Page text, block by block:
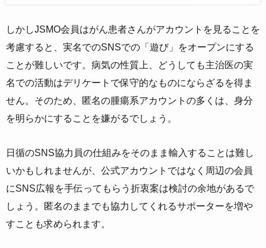
しかしJSMO会員はがん患者さんがアカウントを見ることを
考慮すると、実名でのSNSでの「遊び」をオープンにする
ことが難しいです。病気の性質上、どうしても主治医の実
名での活動はデリケートで保守的なものにならざるを得ま
せん。そのため、匿名の腫瘍系アカウントの多くは、身分
を明らかにすることを嫌がるでしょう。
日循のSNS協力員の仕組みをそのまま輸入することは難し
いかもしれませんが、公式アカウントではなく周辺の会員
にSNS広報を手伝ってもらう折衷案は検討の余地があるで
しょう。匿名のままでも協力してくれるサポーターを増や
すことも求められます。